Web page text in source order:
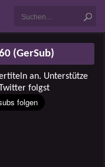
(GerSub)
an. Unterstütze
folgst